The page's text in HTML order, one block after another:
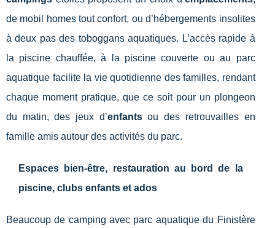
de mobil homes tout confort, ou d’hébergements insolites
à deux pas des toboggans aquatiques. L’accès rapide à
la piscine chauffée, à la piscine couverte ou au parc
aquatique facilite la vie quotidienne des familles, rendant
chaque moment pratique, que ce soit pour un plongeon
du matin, des jeux d’enfantsou des retrouvailles en
famille amis autour des activités du parc.
Espaces bien-être, restauration au bord de la
piscine, clubs enfants et ados
Beaucoup de camping avec parc aquatique du Finistère